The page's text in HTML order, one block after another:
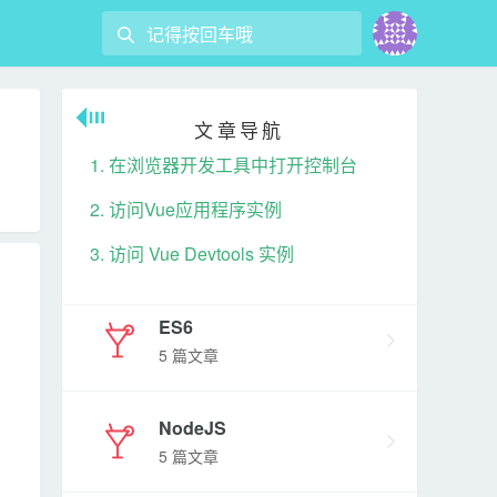
文章导航
1. 在浏览器开发工具中打开控制台
2. 访问Vue应用程序实例
3. 访问 Vue Devtools 实例
React
4 篇文章
Vue
47 篇文章
ES6
5 篇文章
NodeJS
5 篇文章